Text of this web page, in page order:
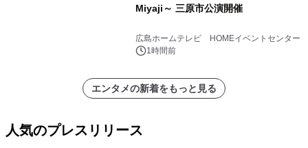
Miyaji～ 三原市公演開催
広島ホームテレビ HOMEイベントセンター
1時間前
エンタメの新着をもっと見る
人気のプレスリリース